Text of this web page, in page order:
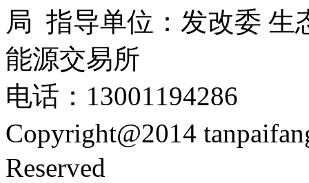
局 指导单位：发改委 生
能源交易所
电话：13001194286
Copyright@2014
Reserved